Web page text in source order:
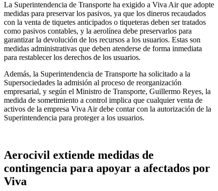
La Superintendencia de Transporte ha exigido a Viva Air que adopte
medidas para preservar los pasivos, ya que los dineros recaudados
con la venta de tiquetes anticipados o tiqueteras deben ser tratados
como pasivos contables, y la aerolínea debe preservarlos para
garantizar la devolución de los recursos a los usuarios. Estas son
medidas administrativas que deben atenderse de forma inmediata
para restablecer los derechos de los usuarios.
Además, la Superintendencia de Transporte ha solicitado a la
Supersociedades la admisión al proceso de reorganización
empresarial, y según el Ministro de Transporte, Guillermo Reyes, la
medida de sometimiento a control implica que cualquier venta de
activos de la empresa Viva Air debe contar con la autorización de la
Superintendencia para proteger a los usuarios.
Aerocivil extiende medidas de
contingencia para apoyar a afectados por
Viva